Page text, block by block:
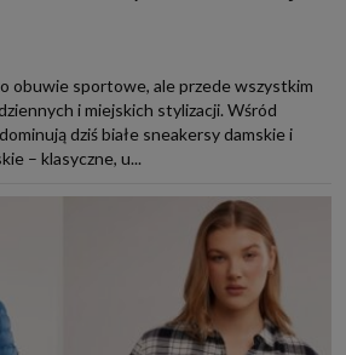
obuwie sportowe, ale przede wszystkim
i miejskich stylizacji. Wśród
dziś białe sneakersy damskie i
– klasyczne, u...